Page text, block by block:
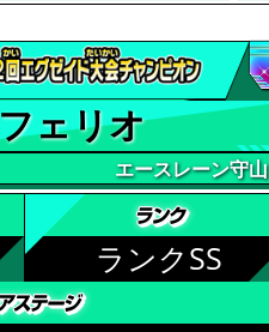
フェリオ
エースレーン守山
ランクSS